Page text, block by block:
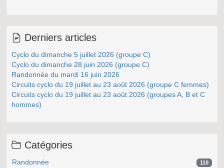
Derniers articles
Cyclo du dimanche 5 juillet 2026 (groupe C)
Cyclo du dimanche 28 juin 2026 (groupe C)
Randonnée du mardi 16 juin 2026
Circuits cyclo du 19 juillet au 23 août 2026 (groupe C femmes)
Circuits cyclo du 19 juillet au 23 août 2026 (groupes A, B et C
hommes)
Catégories
Randonnée 110